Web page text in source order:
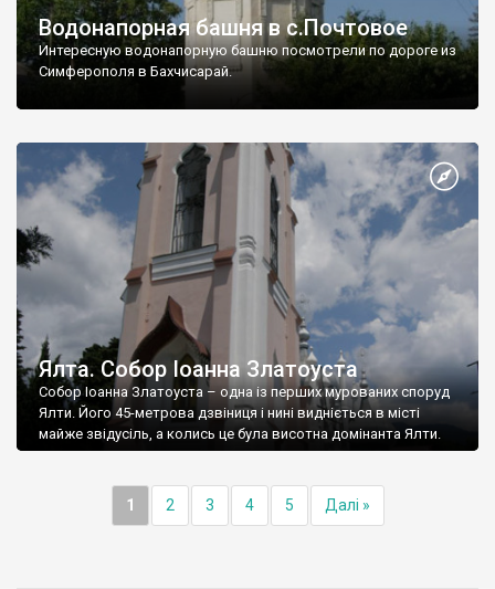
Водонапорная башня в с.Почтовое
Интересную водонапорную башню посмотрели по дороге из
Симферополя в Бахчисарай.
Ялта. Собор Іоанна Златоуста
Собор Іоанна Златоуста – одна із перших мурованих споруд
Ялти. Його 45-метрова дзвіниця і нині видніється в місті
майже звідусіль, а колись це була висотна домінанта Ялти.
1 2 3 4 5 Далі »